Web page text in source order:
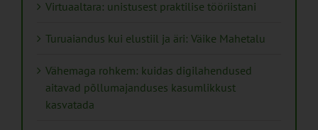
Virtuaaltara: unistusest praktilise tööriistani
Turuaiandus kui elustiil ja äri: Väike Mahetalu
Vähemaga rohkem: kuidas digilahendused
aitavad põllumajanduses kasumlikkust
kasvatada